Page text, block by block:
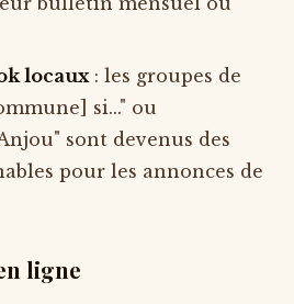
locaux : les groupes de
si..." ou
sont devenus des
pour les annonces de
ligne